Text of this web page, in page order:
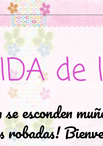
esconden
robadas!